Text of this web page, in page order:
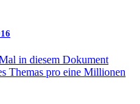
in diesem Dokument
Themas pro eine Millionen